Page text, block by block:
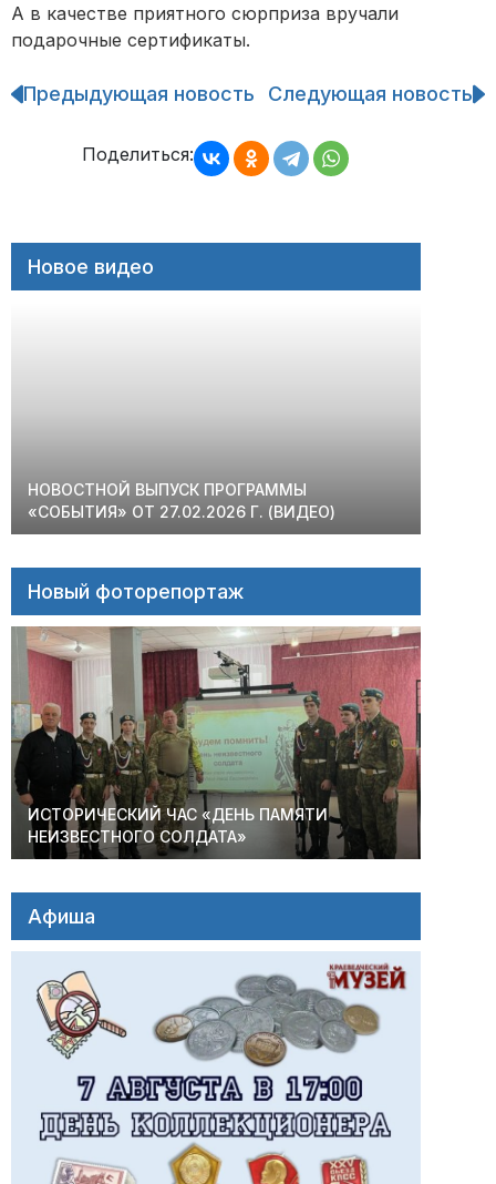
А в качестве приятного сюрприза вручали
подарочные сертификаты.
Навигация
записям
Предыдующая новость Следующая новость
Поделиться:
Новое видео
НОВОСТНОЙ ВЫПУСК ПРОГРАММЫ
«СОБЫТИЯ» ОТ 27.02.2026 Г. (ВИДЕО)
Новый фоторепортаж
ИСТОРИЧЕСКИЙ ЧАС «ДЕНЬ ПАМЯТИ
НЕИЗВЕСТНОГО СОЛДАТА»
Афиша